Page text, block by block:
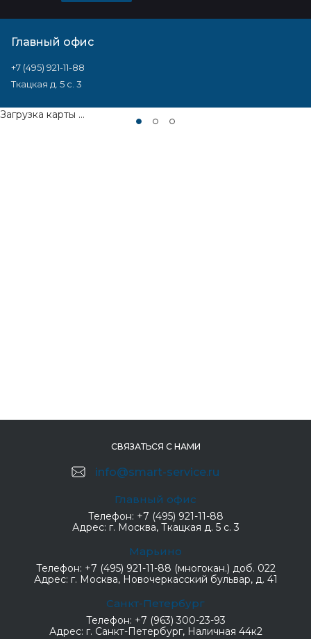
Главный офис
+7 (495) 921-11-88
Ткацкая д. 5 с. 3
Загрузка карты ...
СВЯЗАТЬСЯ С НАМИ
info@smart-service.ru
Главный офис
Телефон: +7 (495) 921-11-88
Адрес: г. Москва, Ткацкая д. 5 с. 3
Марьино
Телефон: +7 (495) 921-11-88 (многокан.) доб. 022
Адрес: г. Москва, Новочеркасский бульвар, д. 41
Санкт-Петербург
Телефон: +7 (963) 300-23-93
Адрес: г. Санкт-Петербург, Наличная 44к2